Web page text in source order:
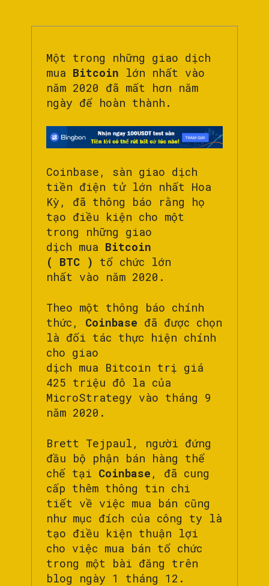
Một trong những giao dịch
mua Bitcoin lớn nhất vào
năm 2020 đã mất hơn năm
ngày để hoàn thành.
Coinbase, sàn giao dịch
tiền điện tử lớn nhất Hoa
Kỳ, đã thông báo rằng họ
tạo điều kiện cho một
trong những giao
dịch mua Bitcoin
( BTC ) tổ chức lớn
nhất vào năm 2020.
Theo một thông báo chính
thức, Coinbase đã được chọn
là đối tác thực hiện chính
cho giao
dịch mua Bitcoin trị giá
425 triệu đô la của
MicroStrategy vào tháng 9
năm 2020.
Brett Tejpaul, người đứng
đầu bộ phận bán hàng thể
chế tại Coinbase , đã cung
cấp thêm thông tin chi
tiết về việc mua bán cũng
như mục đích của công ty là
tạo điều kiện thuận lợi
cho việc mua bán tổ chức
trong một bài đăng trên
blog ngày 1 tháng 12.